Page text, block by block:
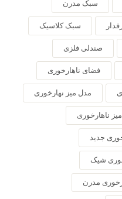
سبک مدرن
سبک کلاسیک
صندلی فلزی
فضای ناهارخوری
مدل میز نهارخوری
میز ناهارخوری
جدید
شیک
مدرن